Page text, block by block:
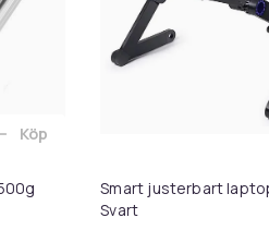
Lägg till Digitalvåg / Köksvåg
Köp
Smart justerbart
Svart